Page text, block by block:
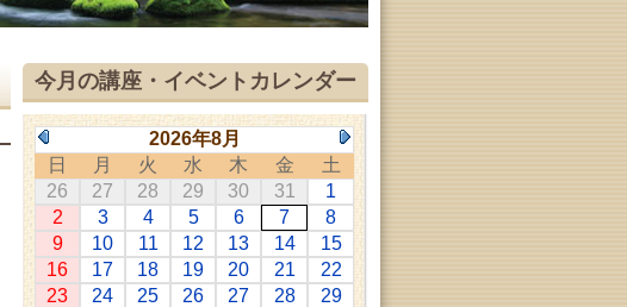
今月の講座・イベントカレンダー
2026年8月
日
月 火 水 木 金
土
26
27 28 29 30 31
1
2
3 4 5 6 7
8
9
10 11 12 13 14
15
16
17 18 19 20 21
22
23
24 25 26 27 28
29